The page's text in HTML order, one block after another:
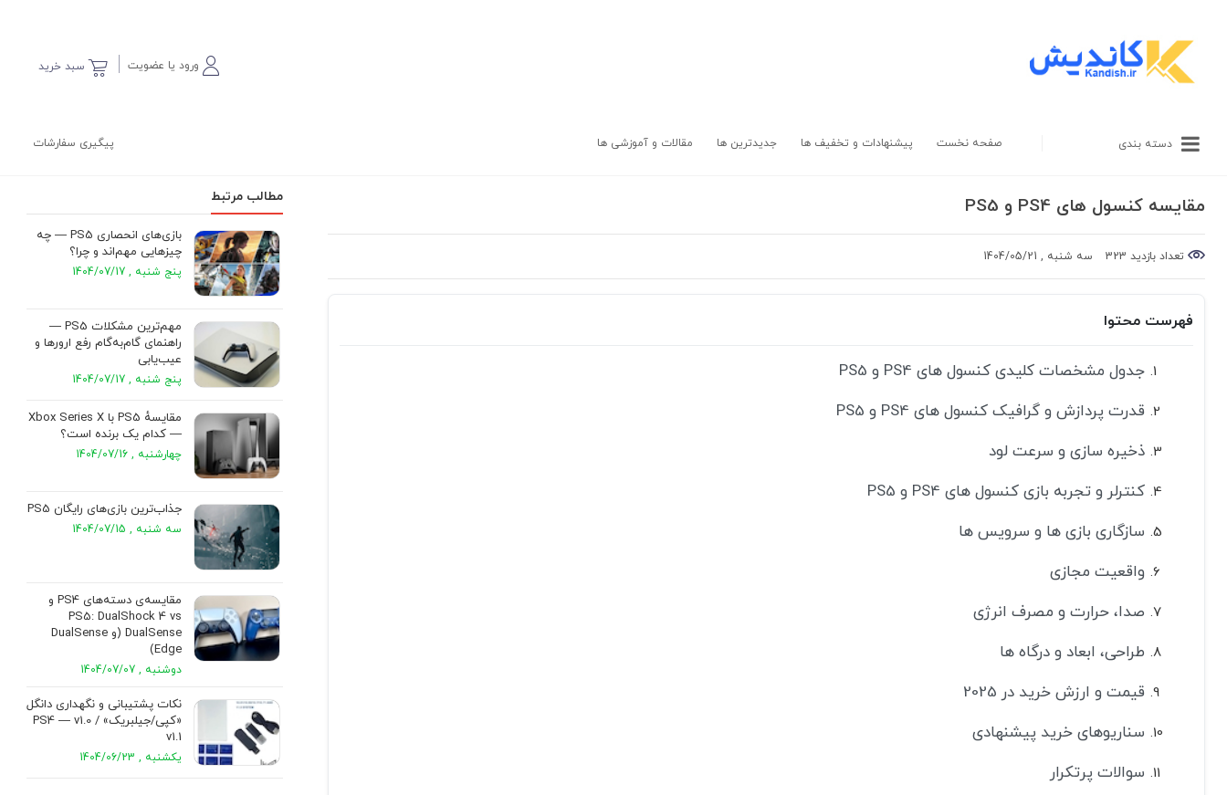
سبد خرید ورود یا عضویت
دسته بندی صفحه نخست پیشنهادات و تخفیف ها جدیدترین ها مقالات و آموزشی ها پیگیری سفارشات
مقایسه کنسول های PS4 و PS5
تعداد بازدید 323 سه شنبه , 1404/05/21
فهرست محتوا
جدول مشخصات کلیدی کنسول های PS4 و PS5
قدرت پردازش و گرافیک کنسول های PS4 و PS5
ذخیره سازی و سرعت لود
کنترلر و تجربه بازی کنسول های PS4 و PS5
سازگاری بازی ها و سرویس ها
واقعیت مجازی
صدا، حرارت و مصرف انرژی
طراحی، ابعاد و درگاه ها
قیمت و ارزش خرید در 2025
سناریوهای خرید پیشنهادی
سوالات پرتکرار
مطالب مرتبط
بازی‌های انحصاری PS5 — چه
چیزهایی مهم‌اند و چرا؟
پنج شنبه , 1404/07/17
مهم‌ترین مشکلات PS5 —
راهنمای گام‌به‌گام رفع ارورها و
عیب‌یابی
پنج شنبه , 1404/07/17
مقایسهٔ PS5 با Xbox Series X
— کدام یک برنده است؟
چهارشنبه , 1404/07/16
جذاب‌ترین بازی‌های رایگان PS5
سه شنبه , 1404/07/15
مقایسه‌ی دسته‌های PS4 و
PS5: DualShock 4 vs
DualSense (و DualSense
Edge)
دوشنبه , 1404/07/07
نکات پشتیبانی و نگهداری دانگل
«کپی/جیلبریک» PS4 — v1.0 /
v1.1
یکشنبه , 1404/06/23